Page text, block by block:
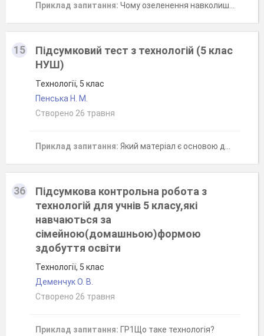
Приклад запитання: Чому озеленення навколишнього середовища має велике значення?
15
Підсумковий тест з технологій (5 клас
НУШ)
Технології, 5 клас
Пенська Н. М.
Створено 26 травня
Приклад запитання: Який матеріал є основою для створення аплікації з природних матеріалів?
36
Підсумкова контрольна робота з
технологій для учнів 5 класу,які
навчаються за
сімейною(домашньою)формою
здобуття освіти
Технології, 5 клас
Деменчук О. В.
Створено 26 травня
Приклад запитання: ГР1Що таке технологія?